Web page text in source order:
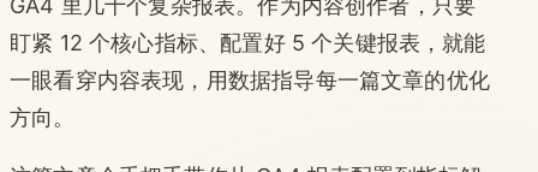
盯紧 12 个核心指标、配置好 5 个关键报表，就能
一眼看穿内容表现，用数据指导每一篇文章的优化
方向。